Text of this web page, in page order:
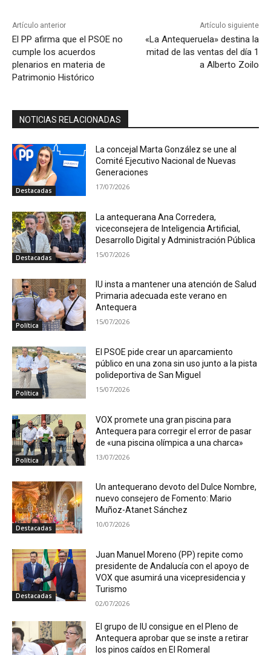
Artículo anterior
El PP afirma que el PSOE no
cumple los acuerdos
plenarios en materia de
Patrimonio Histórico
Artículo siguiente
«La Antequeruela» destina la
mitad de las ventas del día 1
a Alberto Zoilo
NOTICIAS RELACIONADAS
Destacadas
La concejal Marta González se une al
Comité Ejecutivo Nacional de Nuevas
Generaciones
17/07/2026
Destacadas
La antequerana Ana Corredera,
viceconsejera de Inteligencia Artificial,
Desarrollo Digital y Administración Pública
15/07/2026
Política
IU insta a mantener una atención de Salud
Primaria adecuada este verano en
Antequera
15/07/2026
Política
El PSOE pide crear un aparcamiento
público en una zona sin uso junto a la pista
polideportiva de San Miguel
15/07/2026
Política
VOX promete una gran piscina para
Antequera para corregir el error de pasar
de «una piscina olímpica a una charca»
13/07/2026
Destacadas
Un antequerano devoto del Dulce Nombre,
nuevo consejero de Fomento: Mario
Muñoz-Atanet Sánchez
10/07/2026
Destacadas
Juan Manuel Moreno (PP) repite como
presidente de Andalucía con el apoyo de
VOX que asumirá una vicepresidencia y
Turismo
02/07/2026
El grupo de IU consigue en el Pleno de
Antequera aprobar que se inste a retirar
los pinos caídos en El Romeral